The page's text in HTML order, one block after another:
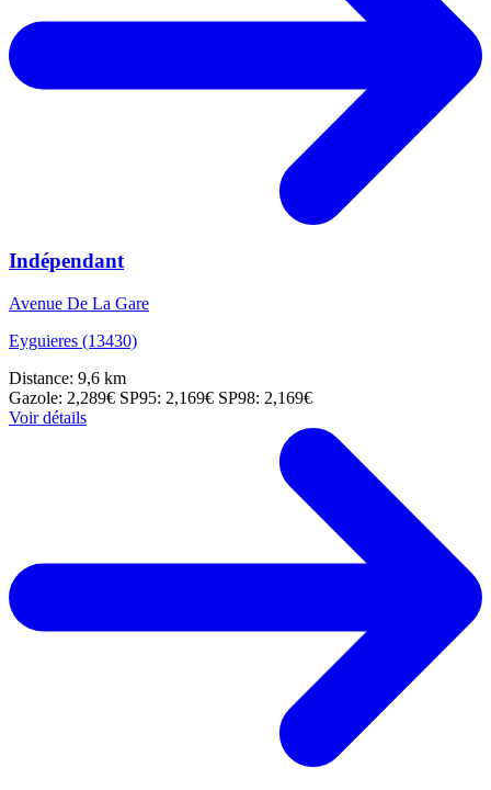
Indépendant
Avenue De La Gare
Eyguieres (13430)
Distance: 9,6 km
Gazole: 2,289€ SP95: 2,169€ SP98: 2,169€
Voir détails